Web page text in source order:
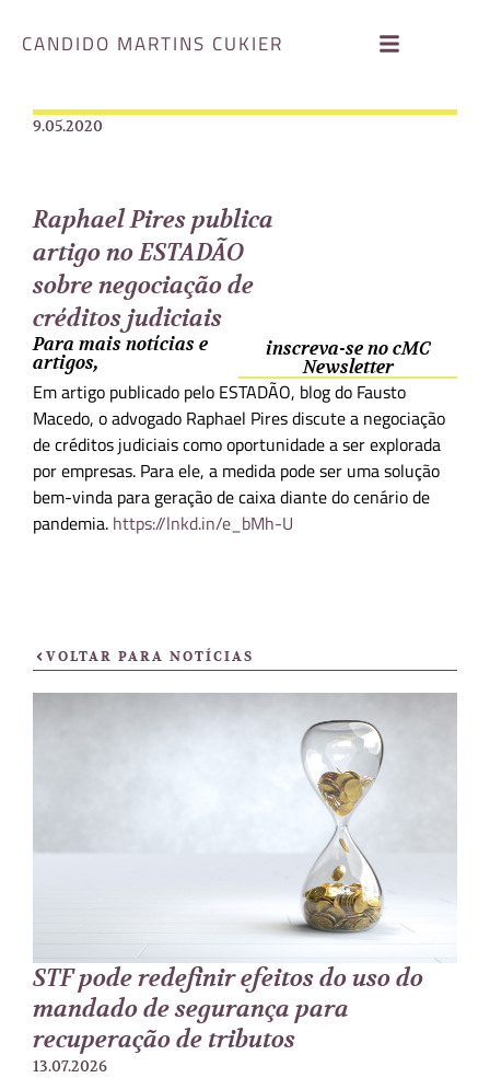
CANDIDO MARTINS CUKIER
9.05.2020
Raphael Pires publica
artigo no ESTADÃO
sobre negociação de
créditos judiciais
Para mais notícias e
artigos,
inscreva-se no cMC
Newsletter
Em artigo publicado pelo ESTADÃO, blog do Fausto
Macedo, o advogado Raphael Pires discute a negociação
de créditos judiciais como oportunidade a ser explorada
por empresas. Para ele, a medida pode ser uma solução
bem-vinda para geração de caixa diante do cenário de
pandemia. https://lnkd.in/e_bMh-U
VOLTAR PARA NOTÍCIAS
STF pode redefinir efeitos do uso do
mandado de segurança para
recuperação de tributos
13.07.2026